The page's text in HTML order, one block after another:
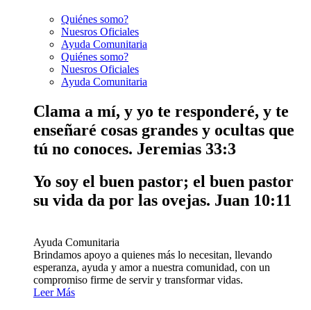
Quiénes somo?
Nuesros Oficiales
Ayuda Comunitaria
Quiénes somo?
Nuesros Oficiales
Ayuda Comunitaria
Clama a mí, y yo te responderé, y te
enseñaré cosas grandes y ocultas que
tú no conoces. Jeremias 33:3
Yo soy el buen pastor; el buen pastor
su vida da por las ovejas. Juan 10:11
Ayuda Comunitaria
Brindamos apoyo a quienes más lo necesitan, llevando
esperanza, ayuda y amor a nuestra comunidad, con un
compromiso firme de servir y transformar vidas.
Leer Más